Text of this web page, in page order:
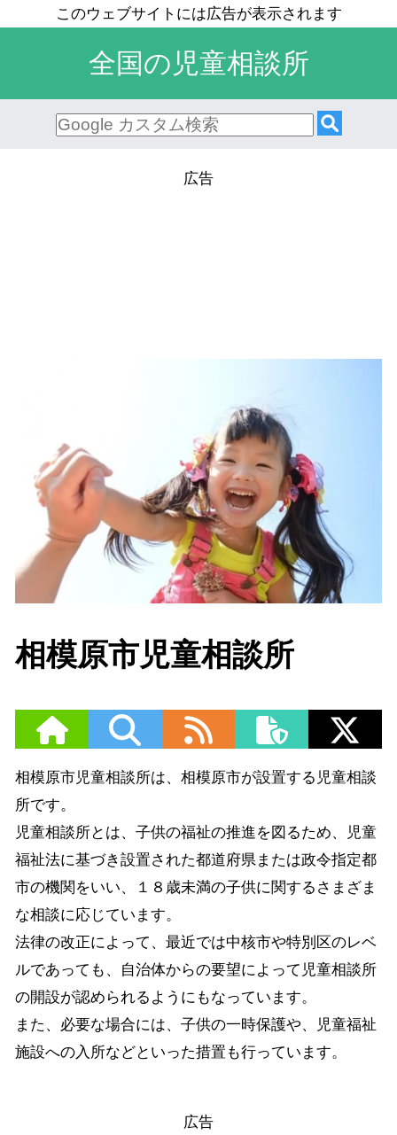
全国の児童相談所
相模原市児童相談所
相模原市児童相談所は、相模原市が設置する児童相談
所です。
児童相談所とは、子供の福祉の推進を図るため、児童
福祉法に基づき設置された都道府県または政令指定都
市の機関をいい、１８歳未満の子供に関するさまざま
な相談に応じています。
法律の改正によって、最近では中核市や特別区のレベ
ルであっても、自治体からの要望によって児童相談所
の開設が認められるようにもなっています。
また、必要な場合には、子供の一時保護や、児童福祉
施設への入所などといった措置も行っています。